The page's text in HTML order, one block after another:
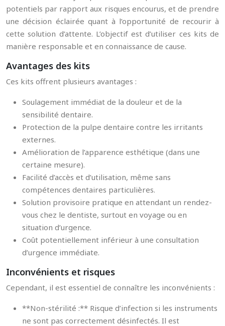
potentiels par rapport aux risques encourus, et de prendre
une décision éclairée quant à l’opportunité de recourir à
cette solution d’attente. L’objectif est d’utiliser ces kits de
manière responsable et en connaissance de cause.
Avantages des kits
Ces kits offrent plusieurs avantages :
Soulagement immédiat de la douleur et de la
sensibilité dentaire.
Protection de la pulpe dentaire contre les irritants
externes.
Amélioration de l’apparence esthétique (dans une
certaine mesure).
Facilité d’accès et d’utilisation, même sans
compétences dentaires particulières.
Solution provisoire pratique en attendant un rendez-
vous chez le dentiste, surtout en voyage ou en
situation d’urgence.
Coût potentiellement inférieur à une consultation
d’urgence immédiate.
Inconvénients et risques
Cependant, il est essentiel de connaître les inconvénients :
**Non-stérilité :** Risque d’infection si les instruments
ne sont pas correctement désinfectés. Il est